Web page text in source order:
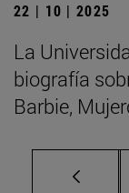
22 | 10 | 2025
La
biografía
Barbie,